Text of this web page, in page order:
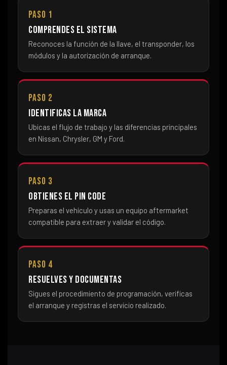
Paso 1
Comprendes el sistema
Reconoces la función de la llave, el transponder, los
módulos y la autorización de arranque.
Paso 2
Identificas la marca
Ubicas el flujo de trabajo y las diferencias principales
en Nissan, Chrysler, GM y Ford.
Paso 3
Obtienes el PIN Code
Preparas el vehículo y usas un equipo aftermarket
compatible para extraer y validar el código.
Paso 4
Resuelves y documentas
Sigues el procedimiento de programación, verificas
el arranque y registras el servicio realizado.